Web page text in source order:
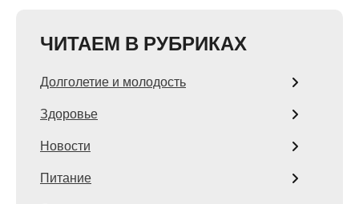
ЧИТАЕМ В РУБРИКАХ
Долголетие и молодость
Здоровье
Новости
Питание